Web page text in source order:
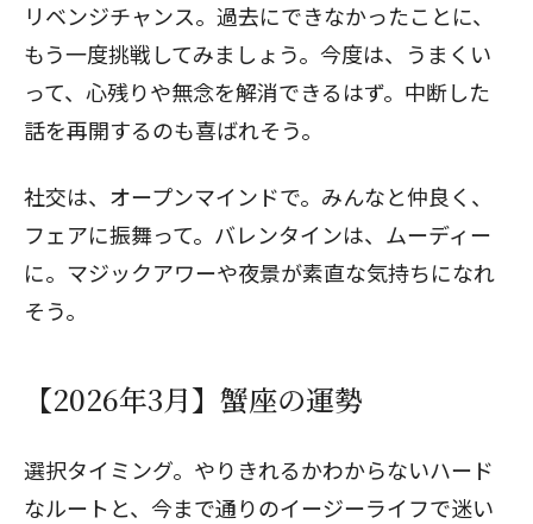
リベンジチャンス。過去にできなかったことに、
もう一度挑戦してみましょう。今度は、うまくい
って、心残りや無念を解消できるはず。中断した
話を再開するのも喜ばれそう。
社交は、オープンマインドで。みんなと仲良く、
フェアに振舞って。バレンタインは、ムーディー
に。マジックアワーや夜景が素直な気持ちになれ
そう。
【2026年3月】蟹座の運勢
選択タイミング。やりきれるかわからないハード
なルートと、今まで通りのイージーライフで迷い